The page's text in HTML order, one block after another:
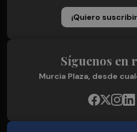
¡Quiero
Síguenos en
Murcia Plaza, desde